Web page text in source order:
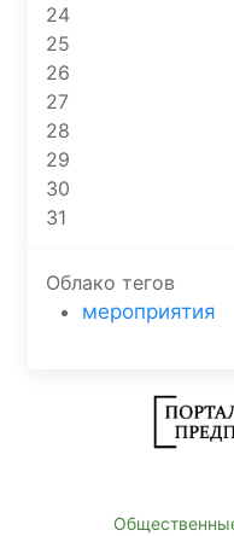
24
25
26
27
28
29
30
31
Облако тегов
мероприятия